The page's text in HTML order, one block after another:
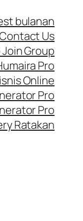
bulanan
Us
Group
Pro
Online
Pro
Pro
Ratakan